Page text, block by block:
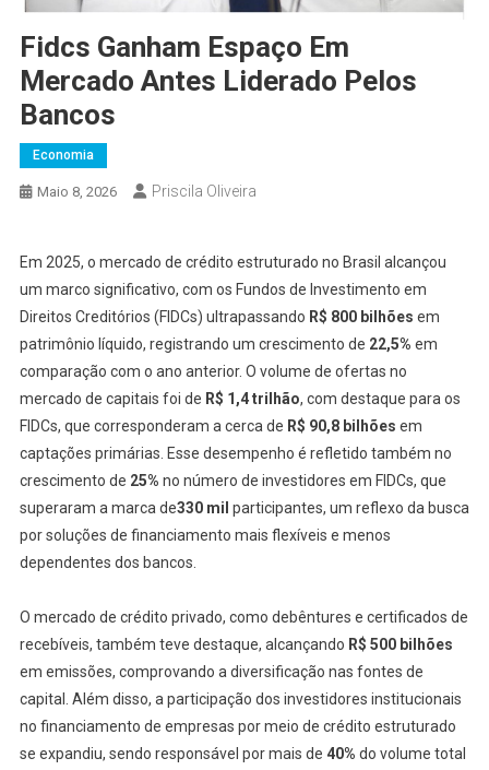
Fidcs Ganham Espaço Em
Mercado Antes Liderado Pelos
Bancos
Economia
Maio 8, 2026 Priscila Oliveira
Em 2025, o mercado de crédito estruturado no Brasil alcançou
um marco significativo, com os Fundos de Investimento em
Direitos Creditórios (FIDCs) ultrapassando R$ 800 bilhões em
patrimônio líquido, registrando um crescimento de 22,5% em
comparação com o ano anterior. O volume de ofertas no
mercado de capitais foi de R$ 1,4 trilhão, com destaque para os
FIDCs, que corresponderam a cerca de R$ 90,8 bilhões em
captações primárias. Esse desempenho é refletido também no
crescimento de 25% no número de investidores em FIDCs, que
superaram a marca de330 mil participantes, um reflexo da busca
por soluções de financiamento mais flexíveis e menos
dependentes dos bancos.
O mercado de crédito privado, como debêntures e certificados de
recebíveis, também teve destaque, alcançando R$ 500 bilhões
em emissões, comprovando a diversificação nas fontes de
capital. Além disso, a participação dos investidores institucionais
no financiamento de empresas por meio de crédito estruturado
se expandiu, sendo responsável por mais de 40% do volume total